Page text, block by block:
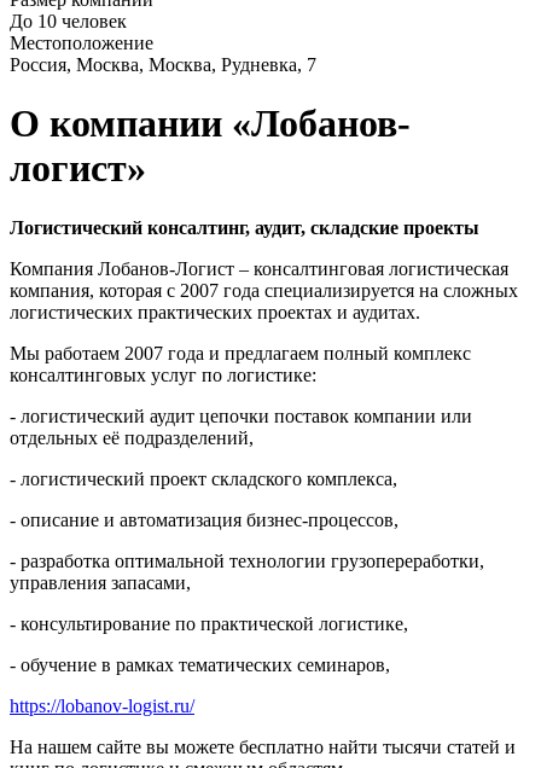
До 10 человек
Местоположение
Россия, Москва, Москва, Рудневка, 7
О компании «Лобанов-
логист»
Логистический консалтинг, аудит, складские проекты
Компания Лобанов-Логист – консалтинговая логистическая
компания, которая с 2007 года специализируется на сложных
логистических практических проектах и аудитах.
Мы работаем 2007 года и предлагаем полный комплекс
консалтинговых услуг по логистике:
- логистический аудит цепочки поставок компании или
отдельных её подразделений,
- логистический проект складского комплекса,
- описание и автоматизация бизнес-процессов,
- разработка оптимальной технологии грузопереработки,
управления запасами,
- консультирование по практической логистике,
- обучение в рамках тематических семинаров,
https://lobanov-logist.ru/
На нашем сайте вы можете бесплатно найти тысячи статей и